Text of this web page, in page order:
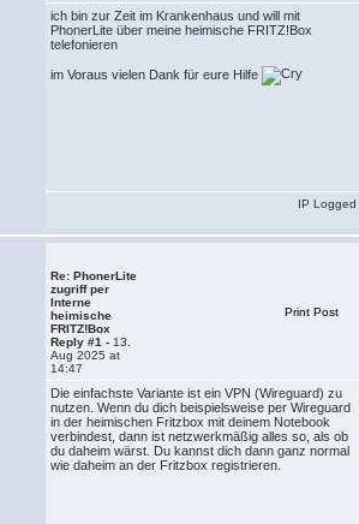
ich bin zur Zeit im Krankenhaus und will mit
PhonerLite über meine heimische FRITZ!Box
telefonieren
im Voraus vielen Dank für eure Hilfe
IP Logged
Re: PhonerLite
zugriff per
Interne
heimische
FRITZ!Box
Reply #1 - 13.
Aug 2025 at
14:47
Print Post
Die einfachste Variante ist ein VPN (Wireguard) zu
nutzen. Wenn du dich beispielsweise per Wireguard
in der heimischen Fritzbox mit deinem Notebook
verbindest, dann ist netzwerkmäßig alles so, als ob
du daheim wärst. Du kannst dich dann ganz normal
wie daheim an der Fritzbox registrieren.